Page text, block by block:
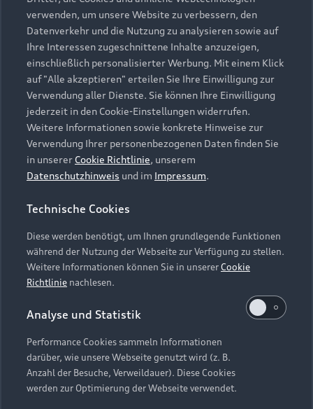
Modelle vergleichen
Elektromodelle
Plug-in-Hybride
Neuwagensuche
Gebrauchtwagensuche
Gebrauchtwagen
Finanzierung
Aktionen & Angebote
Geschäftskunden
Service & Zubehör
Saisonale Angebote
Audi Services
Garantie
Audi digital services
myAudi
Support
Kundenservice
Händlersuche
Audi Code
Online-Terminvereinbarung
Servicekontakt
Vertrag widerrufen
Über Audi
Unternehmen
Karriere
Investor Relations
Presse & Media Center
Datenschutz
Audi erleben
Newsletter
Impressum Rechtliches
Hinweisgebersystem
Datenschutzinformation
Cookie-Einstellungen
Cookie-Richtlinie
Barrierefreiheit
Hinweis: Die aktuelle Darstellung und Anordnung der
Embleme am Fahrzeug bei allen Abbildungen auf dieser
Webseite kann abweichen.
verwenden, um unsere Website zu verbessern, den
Datenverkehr und die Nutzung zu analysieren sowie auf
Ihre Interessen zugeschnittene Inhalte anzuzeigen,
einschließlich personalisierter Werbung. Mit einem Klick
auf "Alle akzeptieren" erteilen Sie Ihre Einwilligung zur
Verwendung aller Dienste. Sie können Ihre Einwilligung
jederzeit in den Cookie-Einstellungen widerrufen.
Weitere Informationen sowie konkrete Hinweise zur
Verwendung Ihrer personenbezogenen Daten finden Sie
in unserer Cookie Richtlinie, unserem
Datenschutzhinweis und im Impressum.
Technische Cookies
Diese werden benötigt, um Ihnen grundlegende Funktionen
während der Nutzung der Webseite zur Verfügung zu stellen.
Weitere Informationen können Sie in unsererCookie
Richtlinie nachlesen.
Analyse und Statistik
Performance Cookies sammeln Informationen
darüber, wie unsere Webseite genutzt wird (z. B.
Anzahl der Besuche, Verweildauer). Diese Cookies
werden zur Optimierung der Webseite verwendet.